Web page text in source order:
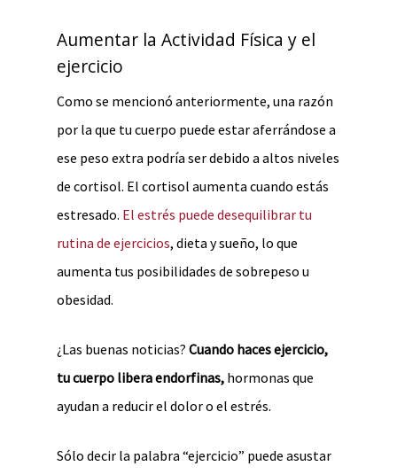
Aumentar la Actividad Física y el
ejercicio
Como se mencionó anteriormente, una razón
por la que tu cuerpo puede estar aferrándose a
ese peso extra podría ser debido a altos niveles
de cortisol. El cortisol aumenta cuando estás
estresado. El estrés puede desequilibrar tu
rutina de ejercicios, dieta y sueño, lo que
aumenta tus posibilidades de sobrepeso u
obesidad.
¿Las buenas noticias? Cuando haces ejercicio,
tu cuerpo libera endorfinas, hormonas que
ayudan a reducir el dolor o el estrés.
Sólo decir la palabra “ejercicio” puede asustar